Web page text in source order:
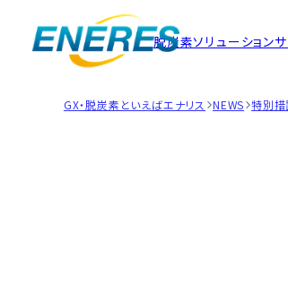
脱炭素ソリューション
GX・脱炭素といえばエナリス NEWS 特別措